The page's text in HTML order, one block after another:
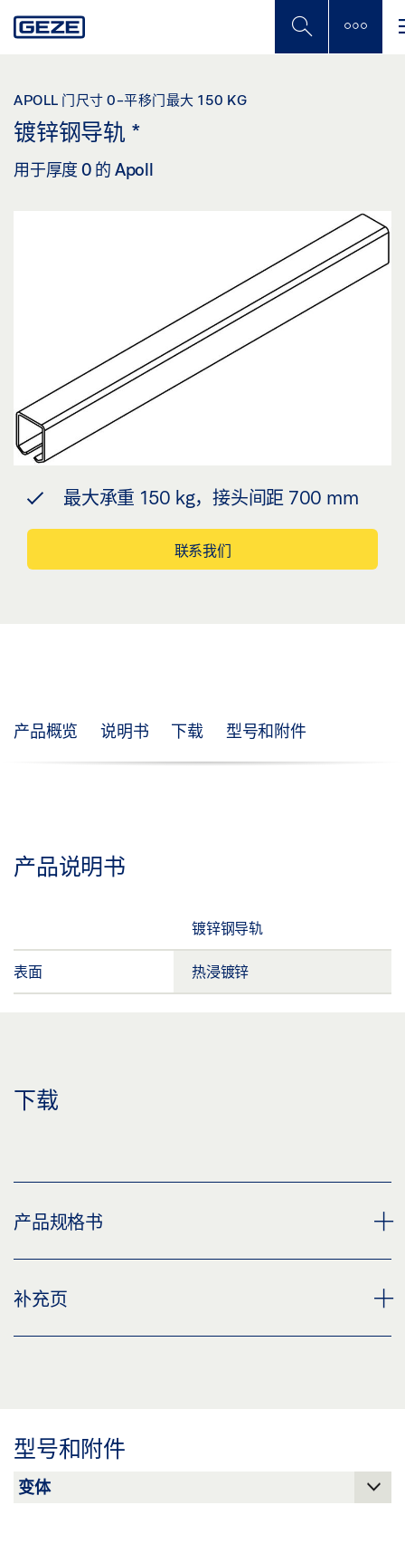
to
APOLL 门尺寸 0-平移门最大 150 KG
镀锌钢导轨 *
用于厚度 0 的 Apoll
最大承重 150 kg，接头间距 700 mm
联系我们
产品概览 说明书 下载 型号和附件
产品说明书
镀锌钢导轨
表面 热浸镀锌
下载
产品规格书
镀锌钢导轨 产品规格书 ZH
补充页
型号和附件